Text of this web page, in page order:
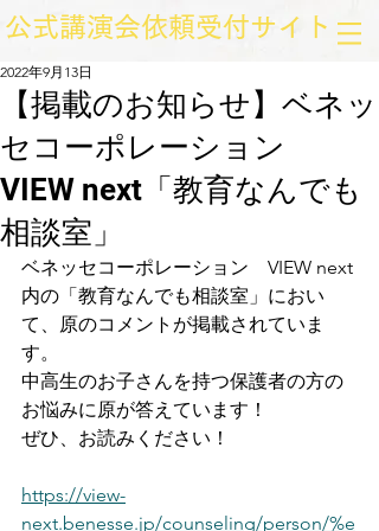
​公式講演会依頼受付サイト
【掲載のお知らせ】ベネッ
セコーポレーション
VIEW next「教育なんでも
相談室」
2022年9月13日
ベネッセコーポレーション　VIEW next
内の「教育なんでも相談室」におい
て、原のコメントが掲載されていま
す。
中高生のお子さんを持つ保護者の方の
お悩みに原が答えています！
ぜひ、お読みください！
https://view-
next.benesse.jp/counseling/person/%e